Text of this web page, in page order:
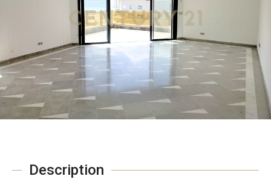
Description